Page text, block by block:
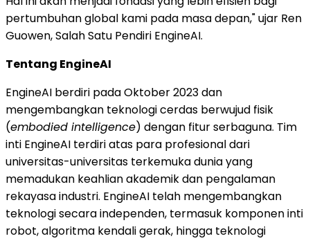
pertumbuhan global kami pada masa depan," ujar Ren
Guowen, Salah Satu Pendiri EngineAI.
Tentang EngineAI
EngineAI berdiri pada Oktober 2023 dan
mengembangkan teknologi cerdas berwujud fisik
(embodied intelligence) dengan fitur serbaguna. Tim
inti EngineAI terdiri atas para profesional dari
universitas-universitas terkemuka dunia yang
memadukan keahlian akademik dan pengalaman
rekayasa industri. EngineAI telah mengembangkan
teknologi secara independen, termasuk komponen inti
robot, algoritma kendali gerak, hingga teknologi